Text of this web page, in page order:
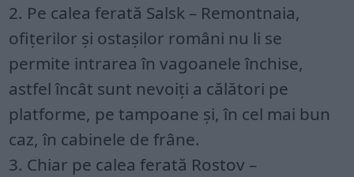
2. Pe calea ferată Salsk – Remontnaia,
ofițerilor și ostașilor români nu li se
permite intrarea în vagoanele închise,
astfel încât sunt nevoiți a călători pe
platforme, pe tampoane și, în cel mai bun
caz, în cabinele de frâne.
3. Chiar pe calea ferată Rostov –